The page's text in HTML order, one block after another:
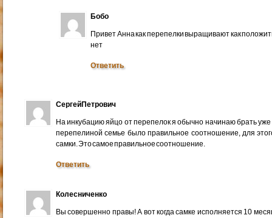
Бобо
Привет Анна как перепелки выращивают как
нет
Ответить
СергейПетрович
На инкубацию яйцо от перепелок я обычно начинаю брать
перепелиной семье было правильное соотношение, для
самки. Это самое правильное соотношение.
Ответить
Колесниченко
Вы совершенно правы! А вот когда самке исполняется 10